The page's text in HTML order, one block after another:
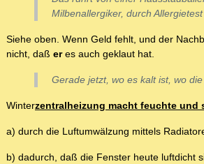
Milbenallergiker, durch
Siehe oben. Wenn Geld fehlt, und der
nicht, daß eres auch geklaut hat.
Gerade jetzt, wo es kalt ist, wo
Winterzentralheizung macht feuchte und
a) durch die Luftumwälzung mittels
b) dadurch, daß die Fenster heute luftdicht